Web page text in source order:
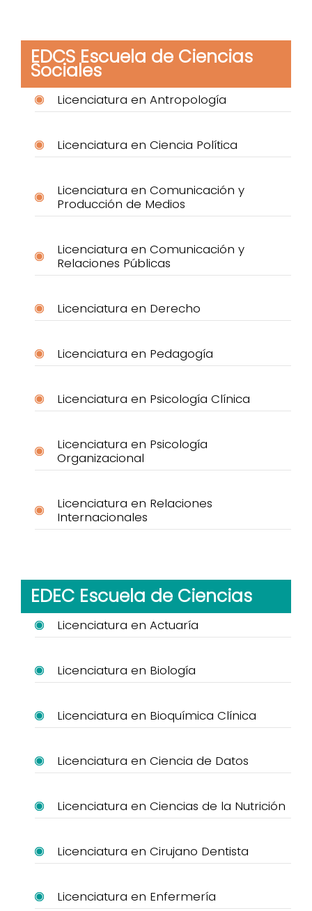
EDCS Escuela de Ciencias
Sociales
Licenciatura en Antropología
Licenciatura en Ciencia Política
Licenciatura en Comunicación y
Producción de Medios
Licenciatura en Comunicación y
Relaciones Públicas
Licenciatura en Derecho
Licenciatura en Pedagogía
Licenciatura en Psicología Clínica
Licenciatura en Psicología
Organizacional
Licenciatura en Relaciones
Internacionales
EDEC Escuela de Ciencias
Licenciatura en Actuaría
Licenciatura en Biología
Licenciatura en Bioquímica Clínica
Licenciatura en Ciencia de Datos
Licenciatura en Ciencias de la Nutrición
Licenciatura en Cirujano Dentista
Licenciatura en Enfermería